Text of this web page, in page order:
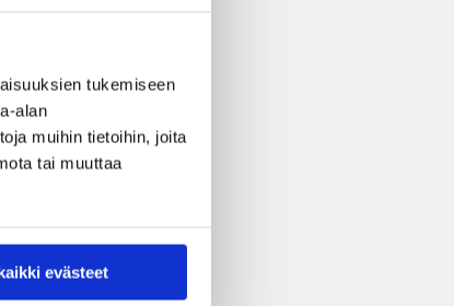
tukemiseen
alan
muihin tietoihin, joita
tai muuttaa
evästeet